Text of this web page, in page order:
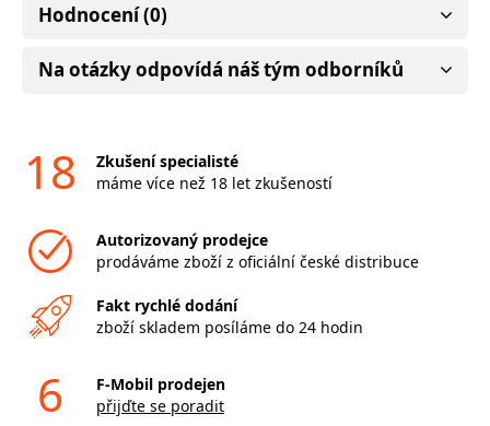
Hodnocení (0)
Na otázky odpovídá náš tým odborníků
18
Zkušení specialisté
máme více než 18 let zkušeností
Autorizovaný prodejce
prodáváme zboží z oficiální české distribuce
Fakt rychlé dodání
zboží skladem posíláme do 24 hodin
6
F-Mobil prodejen
přijďte se poradit